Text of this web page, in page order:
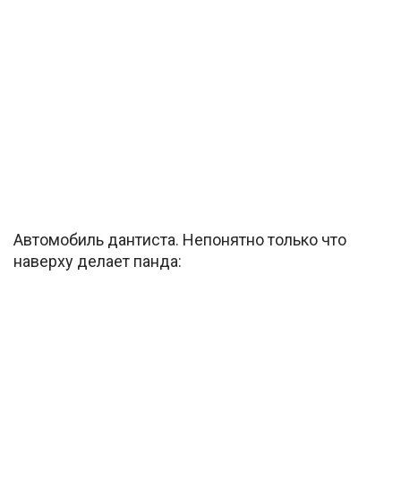
Автомобиль дантиста. Непонятно только что
наверху делает панда: